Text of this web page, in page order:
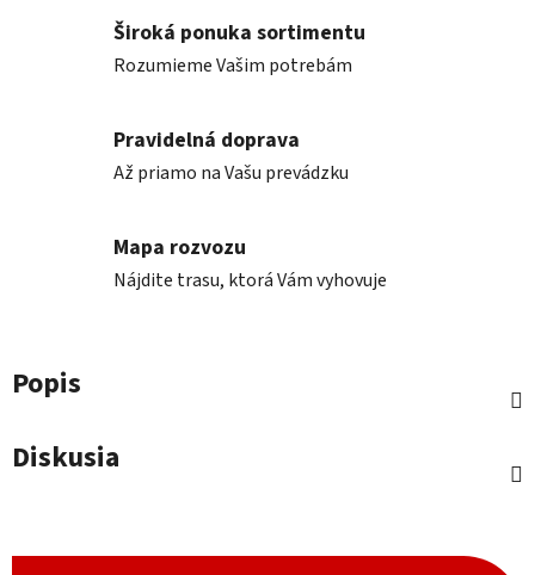
Široká ponuka sortimentu
Rozumieme Vašim potrebám
Pravidelná doprava
Až priamo na Vašu prevádzku
Mapa rozvozu
Nájdite trasu, ktorá Vám vyhovuje
Popis
Diskusia